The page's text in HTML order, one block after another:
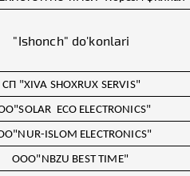
"Ishonch" do'konlari
СП "XIVA SHOXRUX SERVIS"
ECO ELECTRONICS"
ISLOM ELECTRONICS"
ООО"NBZU BEST TIME"